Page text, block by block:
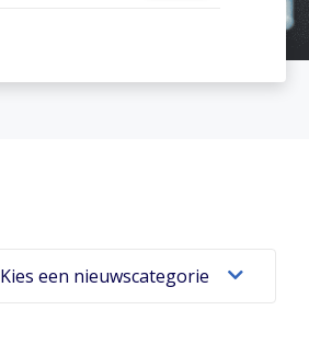
Kies een nieuwscategorie